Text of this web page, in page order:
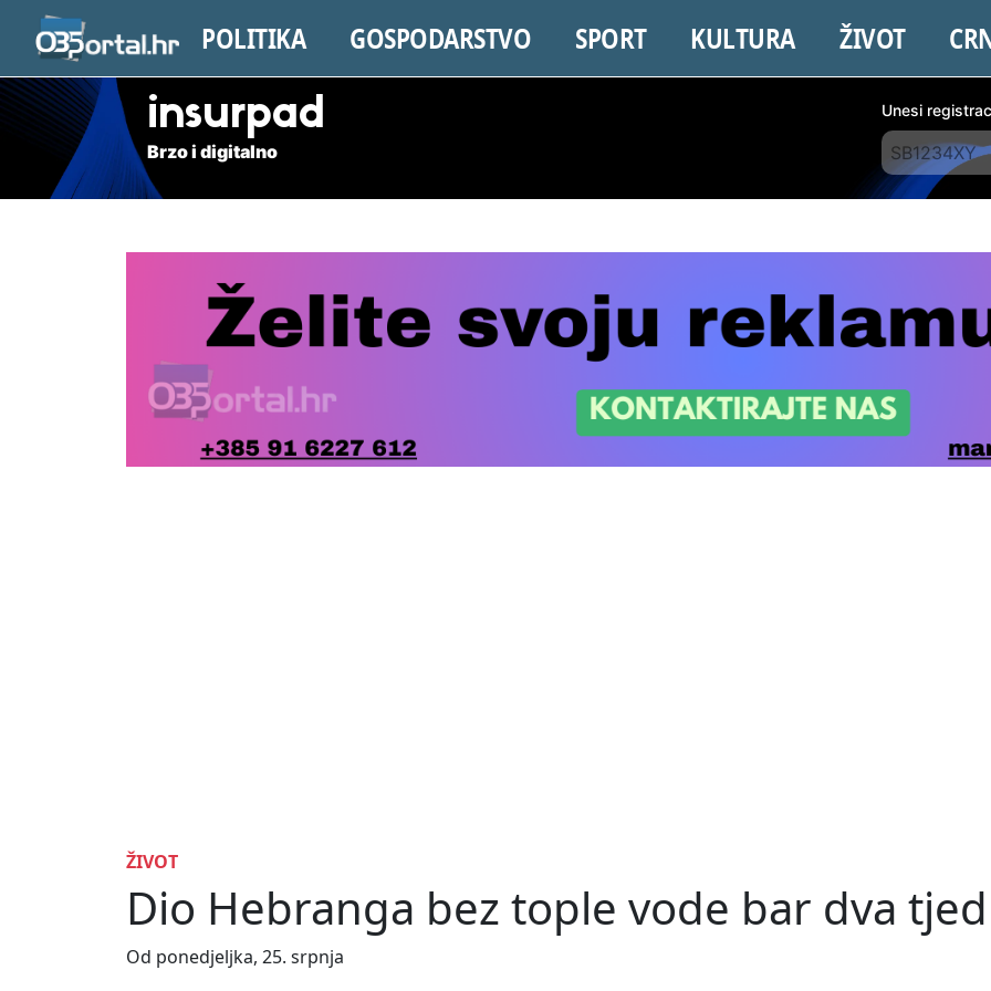
POLITIKA GOSPODARSTVO SPORT KULTURA ŽIVOT
insurpad
Brzo i digitalno
Unesi
ŽIVOT
Dio Hebranga bez tople vode bar dva
Od ponedjeljka, 25. srpnja